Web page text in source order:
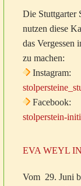
Die Stuttgarter
nutzen diese
das Vergessen
zu machen:
Instagram:
Facebook:
stolperstein-
EVA WEYL
Vom 29. Juni